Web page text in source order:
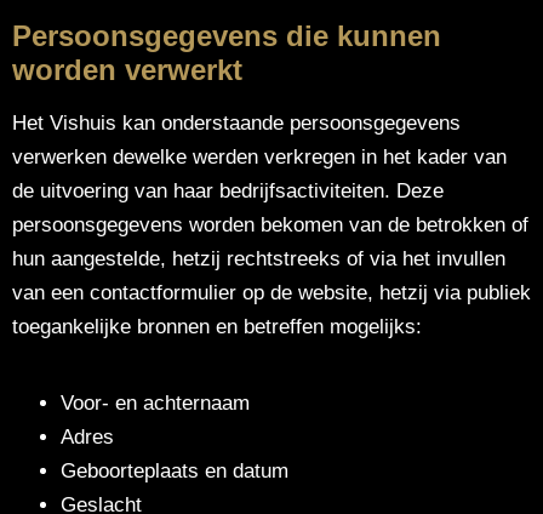
Persoonsgegevens die kunnen
worden verwerkt
Het Vishuis kan onderstaande persoonsgegevens
verwerken dewelke werden verkregen in het kader van
de uitvoering van haar bedrijfsactiviteiten. Deze
persoonsgegevens worden bekomen van de betrokken of
hun aangestelde, hetzij rechtstreeks of via het invullen
van een contactformulier op de website, hetzij via publiek
toegankelijke bronnen en betreffen mogelijks:
Voor- en achternaam
Adres
Geboorteplaats en datum
Geslacht